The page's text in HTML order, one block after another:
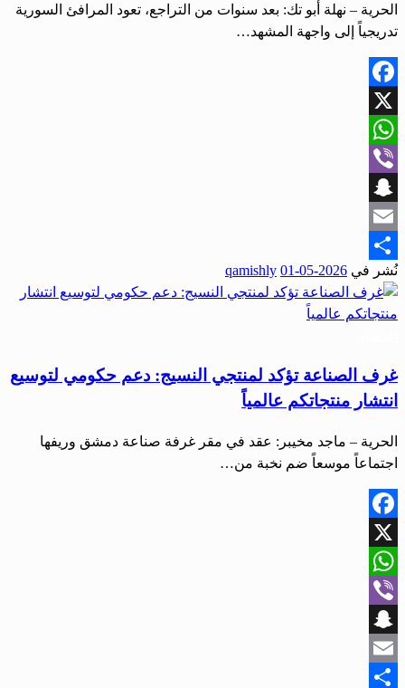
الحرية – نهلة أبو تك: بعد سنوات من التراجع، تعود المرافئ السورية
تدريجياً إلى واجهة المشهد…
Facebook
X
WhatsApp
Viber
Snapchat
Email
Share
نُشر في 2026-05-01
qamishly
غرف الصناعة تؤكد لمنتجي النسيج: دعم حكومي لتوسيع
انتشار منتجاتكم عالمياً
الحرية – ماجد مخيبر: عقد في مقر غرفة صناعة دمشق وريفها
اجتماعاً موسعاً ضم نخبة من…
Facebook
X
WhatsApp
Viber
Snapchat
Email